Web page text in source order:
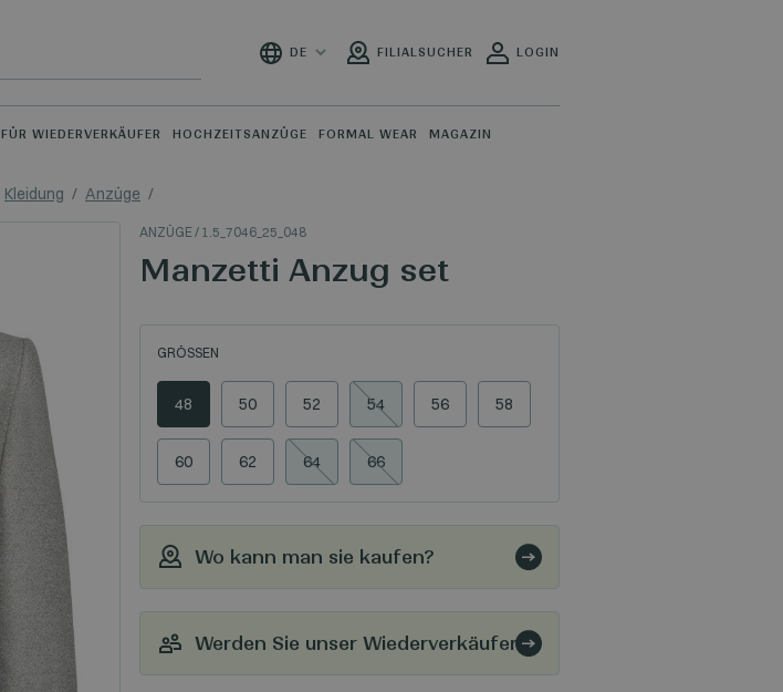
DE FILIALSUCHER LOGIN
FÜR WIEDERVERKÄUFER HOCHZEITSANZÜGE FORMAL WEAR MAGAZIN
Kleidung Anzüge
ANZÜGE/ 1.5_7046_25_048
Manzetti Anzug set
GRÖSSEN
48 50 52 54 56 58
60 62 64 66
Wo kann man sie kaufen?
Werden Sie unser Wiederverkäufer